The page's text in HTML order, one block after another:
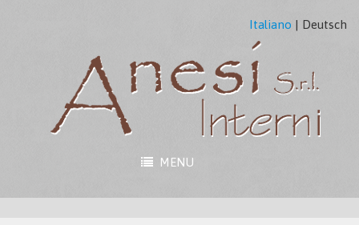
Italiano | Deutsch
MENU